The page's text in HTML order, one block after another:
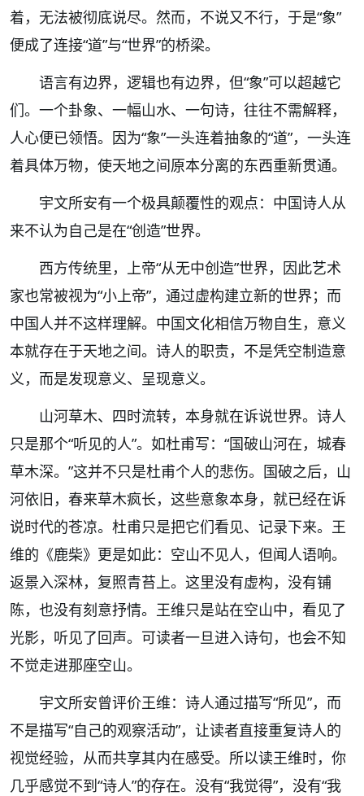
着，无法被彻底说尽。然而，不说又不行，于是“象”
便成了连接“道”与“世界”的桥梁。
语言有边界，逻辑也有边界，但“象”可以超越它
们。一个卦象、一幅山水、一句诗，往往不需解释，
人心便已领悟。因为“象”一头连着抽象的“道”，一头连
着具体万物，使天地之间原本分离的东西重新贯通。
宇文所安有一个极具颠覆性的观点：中国诗人从
来不认为自己是在“创造”世界。
西方传统里，上帝“从无中创造”世界，因此艺术
家也常被视为“小上帝”，通过虚构建立新的世界；而
中国人并不这样理解。中国文化相信万物自生，意义
本就存在于天地之间。诗人的职责，不是凭空制造意
义，而是发现意义、呈现意义。
山河草木、四时流转，本身就在诉说世界。诗人
只是那个“听见的人”。如杜甫写：“国破山河在，城春
草木深。”这并不只是杜甫个人的悲伤。国破之后，山
河依旧，春来草木疯长，这些意象本身，就已经在诉
说时代的苍凉。杜甫只是把它们看见、记录下来。王
维的《鹿柴》更是如此：空山不见人，但闻人语响。
返景入深林，复照青苔上。这里没有虚构，没有铺
陈，也没有刻意抒情。王维只是站在空山中，看见了
光影，听见了回声。可读者一旦进入诗句，也会不知
不觉走进那座空山。
宇文所安曾评价王维：诗人通过描写“所见”，而
不是描写“自己的观察活动”，让读者直接重复诗人的
视觉经验，从而共享其内在感受。所以读王维时，你
几乎感觉不到“诗人”的存在。没有“我觉得”，没有“我